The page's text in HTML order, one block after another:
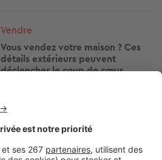
Vendre
Vous vendez votre maison ? Ces
détails extérieurs peuvent
déclencher le coup de cœur
Vendre
indivision ?